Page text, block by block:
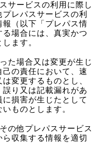
サービスの利用に際し
レパスサービスの利
（以下「プレパス情
場合には、真実かつ
ます。
た場合又は変更が生じ
の責任において、速
変更するものとし、
り又は記載漏れがあ
損害が生じたとして
ものとします。
の他プレパスサービス
収集する情報を適切